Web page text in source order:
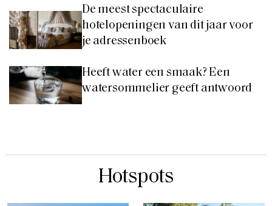
De meest spectaculaire
hotelopeningen van dit jaar voor
je adressenboek
Heeft water een smaak? Een
watersommelier geeft antwoord
Hotspots